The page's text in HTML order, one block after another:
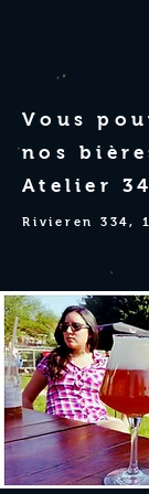
Vous
nos
Atelier
Rivieren 334,